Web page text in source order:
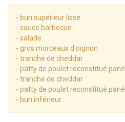
- bun supérieur lisse
- sauce barbecue
- salade
- gros morceaux d'oignon
- tranche de cheddar
- patty de poulet reconstitué pané
- tranche de cheddar
- patty de poulet reconstitué pané
- bun inférieur